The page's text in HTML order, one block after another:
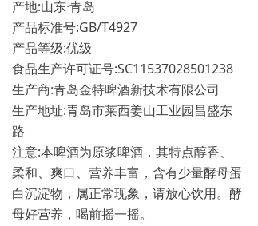
产地:山东·青岛
产品标准号:GB/T4927
产品等级:优级
食品生产许可证号:SC11537028501238
生产商:青岛金特啤酒新技术有限公司
生产地址:青岛市莱西姜山工业园昌盛东
路
注意:本啤酒为原浆啤酒，其特点醇香、
柔和、爽口、营养丰富，含有少量酵母蛋
白沉淀物，属正常现象，请放心饮用。酵
母好营养，喝前摇一摇。